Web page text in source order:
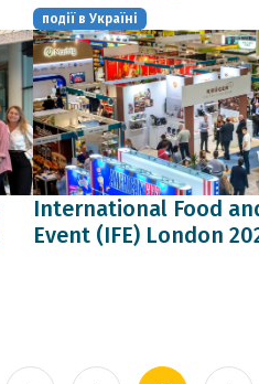
події в Україні
International Food
Event (IFE) London